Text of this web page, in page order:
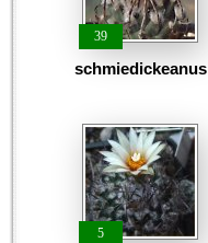
39
schmiedickeanus
5